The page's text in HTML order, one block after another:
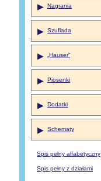
▶ Nagrania
▶ Szuflada
▶ „Hauser”
▶ Piosenki
▶ Dodatki
▶ Schematy
Spis pełny alfabetyczny
Spis pełny z działami